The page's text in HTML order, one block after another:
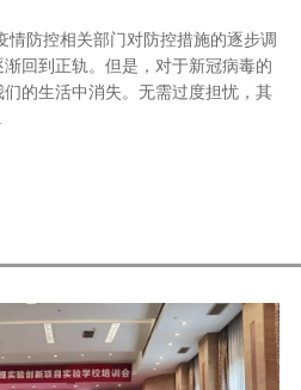
情防控相关部门对防控措施的逐步调
回到正轨。但是，对于新冠病毒的
的生活中消失。无需过度担忧，其